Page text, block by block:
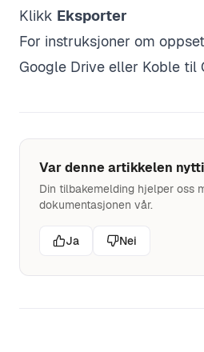
Klikk Eksporter
For instruksjoner om
Google Drive eller Koble til
Var denne artikkelen
Din tilbakemelding hjelper oss
dokumentasjonen vår.
Ja Nei